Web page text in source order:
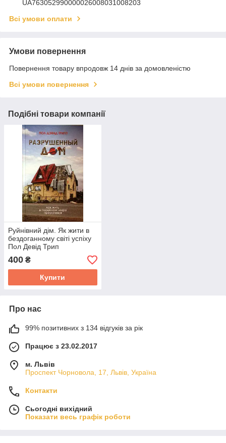
UA763052990000026008031008203
Всі умови оплати
Умови повернення
Повернення товару впродовж 14 днів за домовленістю
Всі умови повернення
Подібні товари компанії
Руйнівний дім. Як жити в
бездоганному світі успіху
Пол Девід Трип
400 ₴
Купити
Про нас
99% позитивних з 134 відгуків за рік
Працює з 23.02.2017
м. Львів
Проспект Чорновола, 17, Львів, Україна
Контакти
Сьогодні вихідний
Показати весь графік роботи